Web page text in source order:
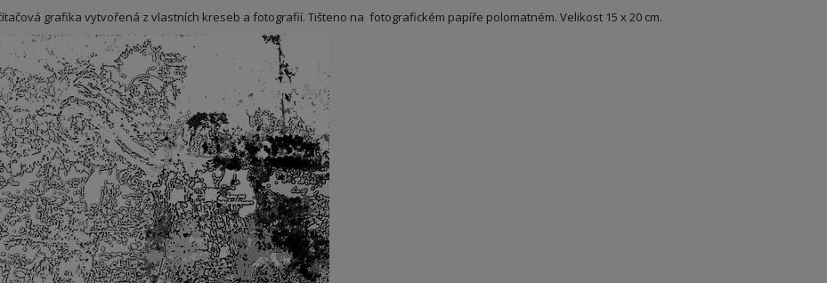
grafika vytvořená z vlastních kreseb a fotografií. Tišteno na fotografickém papíře polomatném. Velikost 15 x 20 cm.